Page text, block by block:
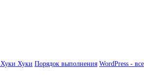
Хуки Хуки Порядок выполнения WordPress - все